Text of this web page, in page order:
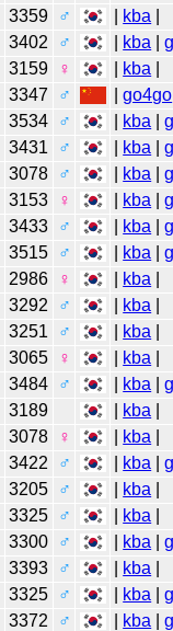
3359 ♂ kba
3402 ♂ kba |
3159 ♀ kba
3347 ♂ |go4go
3534 ♂ kba |
3431 ♂ kba |
3078 ♂ kba |
3153 ♀ kba |
3433 ♂ kba |
3515 ♂ kba |
2986 ♀ kba
3292 ♂ kba
3251 ♂ kba
3065 ♀ kba
3484 ♂ kba |
3189 kba
3078 ♀ kba
3422 ♂ kba |
3205 ♂ kba
3325 ♂ kba
3300 ♂ kba |
3393 ♂ kba
3325 ♂ kba |
3372 ♂ kba |